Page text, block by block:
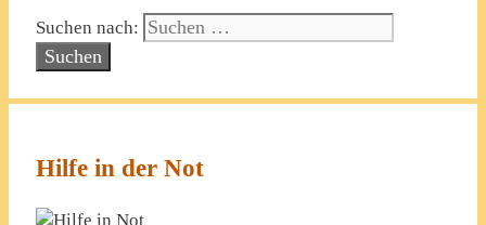
Suchen nach:
Hilfe in der Not